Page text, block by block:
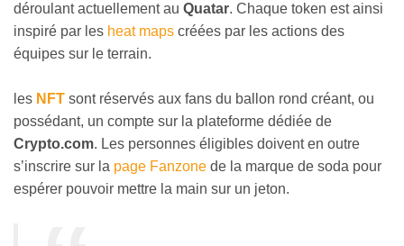
déroulant actuellement au Quatar. Chaque token est ainsi
inspiré par les heat maps créées par les actions des
équipes sur le terrain.
les NFT sont réservés aux fans du ballon rond créant, ou
possédant, un compte sur la plateforme dédiée de
Crypto.com. Les personnes éligibles doivent en outre
s’inscrire sur la page Fanzone de la marque de soda pour
espérer pouvoir mettre la main sur un jeton.